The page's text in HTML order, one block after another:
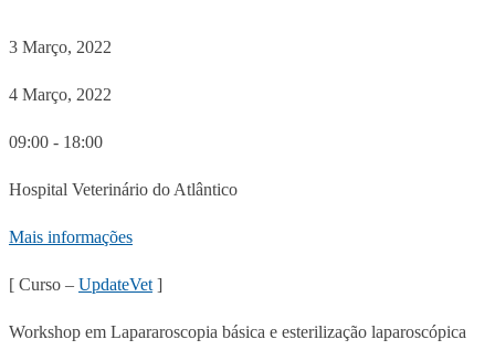
3 Março, 2022
4 Março, 2022
09:00 - 18:00
Hospital Veterinário do Atlântico
Mais informações
[ Curso – UpdateVet ]
Workshop em Lapararoscopia básica e esterilização laparoscópica